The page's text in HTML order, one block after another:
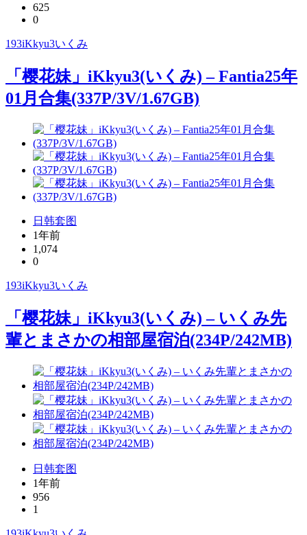
625
0
193iKkyu3いくみ
「樱花妹」iKkyu3(いくみ) – Fantia25年
01月合集(337P/3V/1.67GB)
日韩套图
1年前
1,074
0
193iKkyu3いくみ
「樱花妹」iKkyu3(いくみ) – いくみ先
輩とまさかの相部屋宿泊(234P/242MB)
日韩套图
1年前
956
1